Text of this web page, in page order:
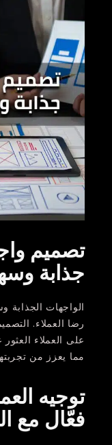
تصميم
جذابة
الواجهات
رضا العملاء.
على العملاء
مما يعزز من
توجيه
فعّال مع